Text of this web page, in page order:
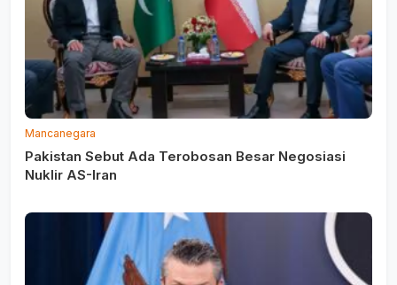
Mancanegara
Pakistan Sebut Ada Terobosan Besar Negosiasi
Nuklir AS-Iran